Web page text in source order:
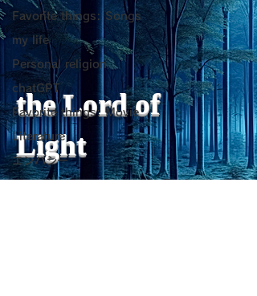
Favorite things: Songs
my life
Personal religion
chatGPT
Favorite things: Movie
Literature
エンパシー
Mental Vitality
AbstractThis paper argues
that “death affirmation” is
fundamentally different
from the classical
psychological concept of
“death acceptance.”
Death acceptance tends
to function as an entropic
leveling
the Lord of
Light